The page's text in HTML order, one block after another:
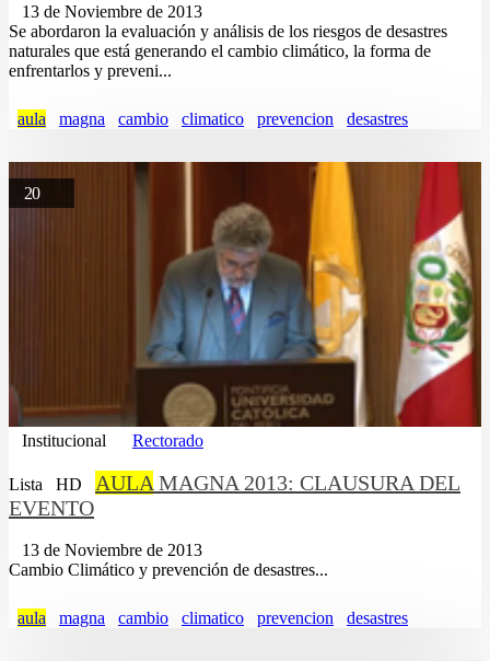
13 de Noviembre de 2013
Se abordaron la evaluación y análisis de los riesgos de desastres
naturales que está generando el cambio climático, la forma de
enfrentarlos y preveni...
aula magna cambio climatico prevencion desastres
20
Institucional Rectorado
Lista HD AULA MAGNA 2013: CLAUSURA DEL
EVENTO
13 de Noviembre de 2013
Cambio Climático y prevención de desastres...
aula magna cambio climatico prevencion desastres